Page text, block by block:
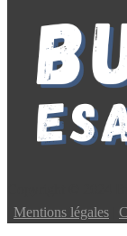
Mentions légales